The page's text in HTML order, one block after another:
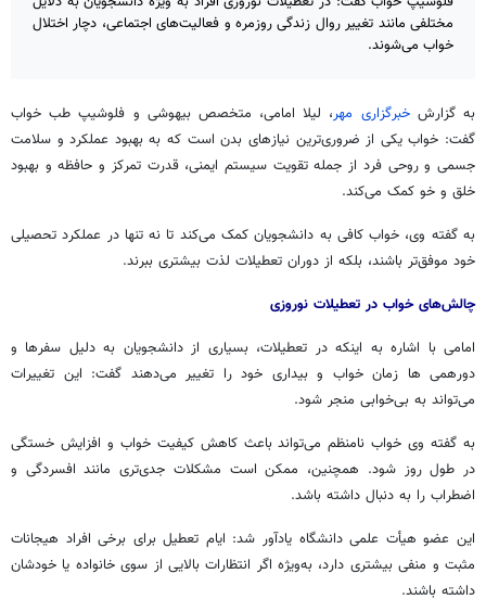
مختلفی مانند تغییر روال زندگی روزمره و فعالیت‌های اجتماعی، دچار اختلال
خواب می‌شوند.
به گزارشخبرگزاری مهر، لیلا امامی، متخصص بیهوشی و فلوشیپطب خواب
گفت: خواب یکی از ضروری‌ترین نیازهای بدن است که به بهبود عملکرد و سلامت
جسمی و روحی فرد از جمله تقویت سیستم ایمنی، قدرت تمرکز و حافظه و بهبود
خلق و خو کمک می‌کند.
به گفته وی، خواب کافی به دانشجویان کمک می‌کند تا نه تنها در عملکرد تحصیلی
خود موفق‌تر باشند، بلکه از دوران تعطیلات لذت بیشتری ببرند.
چالش‌های خواب در تعطیلات نوروزی
امامی با اشاره به اینکه در تعطیلات، بسیاری از دانشجویان به دلیل سفرها و
دورهمی ها زمان خواب و بیداری خود را تغییر می‌دهند گفت: این تغییرات
می‌تواند به بی‌خوابی منجر شود.
به گفته وی خواب نامنظم می‌تواند باعث کاهش کیفیت خواب و افزایش خستگی
در طول روز شود. همچنین، ممکن است مشکلات جدی‌تری مانند افسردگی و
اضطراب را به دنبال داشته باشد.
این عضو هیأت علمی دانشگاه یادآور شد: ایام تعطیل برای برخی افراد هیجانات
مثبت و منفی بیشتری دارد، به‌ویژه اگر انتظارات بالایی از سوی خانواده یا خودشان
داشته باشند.